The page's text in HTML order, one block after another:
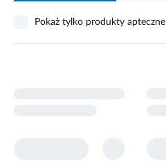
Pokaż tylko produkty apteczne